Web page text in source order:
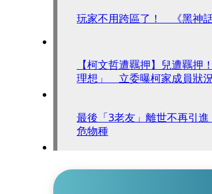
玩家不用跨區了！ 《黑神
【柯文哲遭羈押】兒遭羈押
理想」 立委曝柯家成員狀
最後「3老友」離世不再引
危物種